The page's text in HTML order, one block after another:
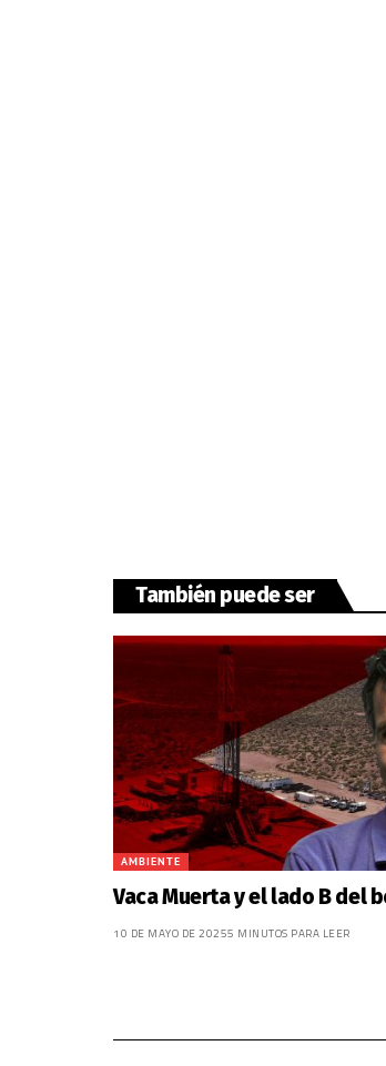
También puede ser
AMBIENTE
Vaca Muerta y el lado B del
10 DE MAYO DE 20255 MINUTOS PARA LEER